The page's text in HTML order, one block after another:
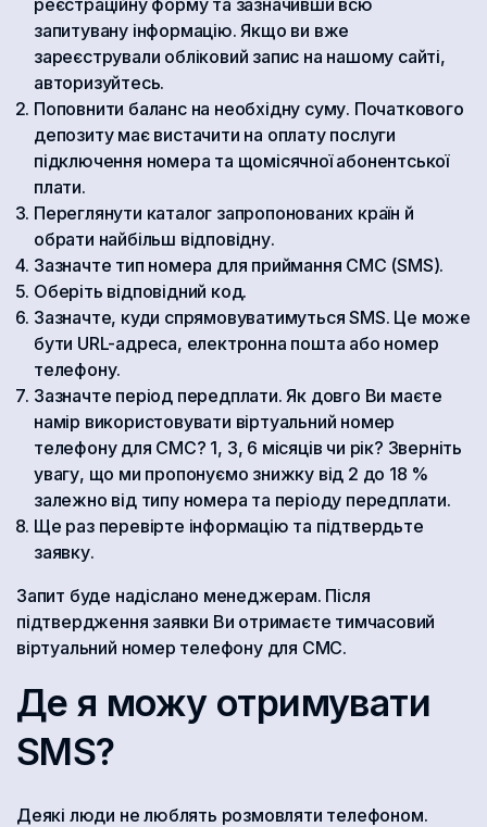
запитувану інформацію. Якщо ви вже
зареєстрували обліковий запис на нашому сайті,
авторизуйтесь.
Поповнити баланс на необхідну суму. Початкового
депозиту має вистачити на оплату послуги
підключення номера та щомісячної абонентської
плати.
Переглянути каталог запропонованих країн й
обрати найбільш відповідну.
Зазначте тип номера для приймання СМС (SMS).
Оберіть відповідний код.
Зазначте, куди спрямовуватимуться SMS. Це може
бути URL-адреса, електронна пошта або номер
телефону.
Зазначте період передплати. Як довго Ви маєте
намір використовувати віртуальний номер
телефону для СМС? 1, 3, 6 місяців чи рік? Зверніть
увагу, що ми пропонуємо знижку від 2 до 18 %
залежно від типу номера та періоду передплати.
Ще раз перевірте інформацію та підтвердьте
заявку.
Запит буде надіслано менеджерам. Після
підтвердження заявки Ви отримаєте тимчасовий
віртуальний номер телефону для СМС.
Де я можу отримувати
SMS?
Деякі люди не люблять розмовляти телефоном.